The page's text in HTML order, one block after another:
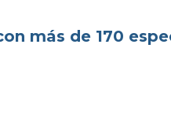
más de 170